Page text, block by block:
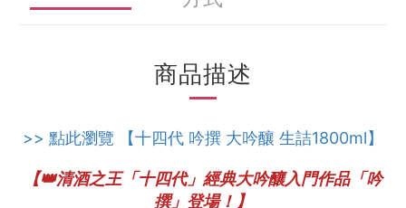
商品描述
>> 點此瀏覽 【十四代 吟撰 大吟釀 生詰1800ml】
【👑清酒之王「十四代」經典大吟釀入門作品「吟
撰」登場！】